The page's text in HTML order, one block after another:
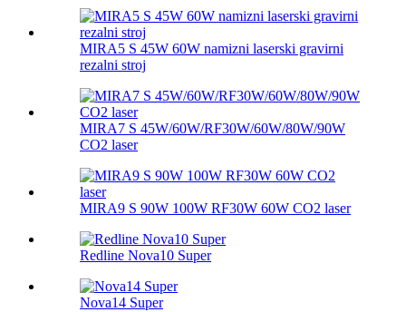
MIRA5 S 45W 60W namizni laserski gravirni
rezalni stroj
MIRA7 S 45W/60W/RF30W/60W/80W/90W
CO2 laser
MIRA9 S 90W 100W RF30W 60W CO2 laser
Redline Nova10 Super
Nova14 Super